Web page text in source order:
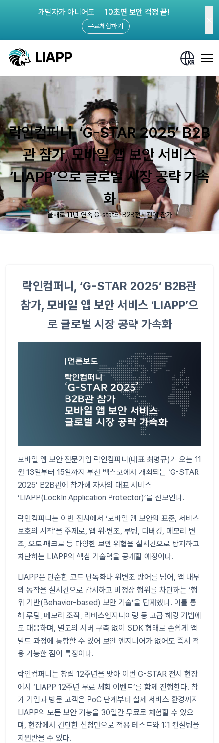
개발자가 아니어도 10초면 보안 걱정 끝!
무료체험하기
락인컴퍼니, ‘G-STAR 2025’ B2B
관 참가, 모바일 앱 보안 서비스
‘LIAPP’으로 글로벌 시장 공략 가속
화
올해로 11년 연속 G-stat의 B2B전시관에 참가
락인컴퍼니, ‘G-STAR 2025’ B2B관
참가, 모바일 앱 보안 서비스 ‘LIAPP’으
로 글로벌 시장 공략 가속화
모바일 앱 보안 전문기업 락인컴퍼니(대표 최명규)가 오는 11
월 13일부터 15일까지 부산 벡스코에서 개최되는 ‘G-STAR
2025’ B2B관에 참가해 자사의 대표 서비스
‘LIAPP(LockIn Application Protector)’을 선보인다.
락인컴퍼니는 이번 전시에서 ‘모바일 앱 보안의 표준, 서비스
보호의 시작’을 주제로, 앱 위·변조, 루팅, 디버깅, 메모리 변
조, 오토·매크로 등 다양한 보안 위협을 실시간으로 탐지하고
차단하는 LIAPP의 핵심 기술력을 공개할 예정이다.
LIAPP은 단순한 코드 난독화나 위변조 방어를 넘어, 앱 내부
의 동작을 실시간으로 감시하고 비정상 행위를 차단하는 ‘행
위 기반(Behavior-based) 보안 기술’을 탑재했다. 이를 통
해 루팅, 메모리 조작, 리버스엔지니어링 등 고급 해킹 기법에
도 대응하며, 별도의 서버 구축 없이 SDK 형태로 손쉽게 앱
빌드 과정에 통합할 수 있어 보안 엔지니어가 없어도 즉시 적
용 가능한 점이 특징이다.
락인컴퍼니는 창립 12주년을 맞아 이번 G-STAR 전시 현장
에서 ‘LIAPP 12주년 무료 체험 이벤트’를 함께 진행한다. 참
가 기업과 방문 고객은 PoC 단계부터 실제 서비스 환경까지
LIAPP의 모든 보안 기능을 30일간 무료로 체험할 수 있으
며, 현장에서 간단한 신청만으로 적용 테스트와 1:1 컨설팅을
지원받을 수 있다.